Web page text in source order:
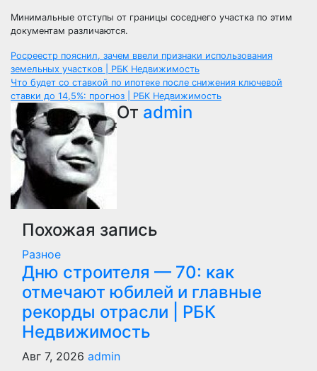
Минимальные отступы от границы соседнего участка по этим
документам различаются.
Навигация
по
записям
Росреестр пояснил, зачем ввели признаки использования
земельных участков | РБК Недвижимость
Что будет со ставкой по ипотеке после снижения ключевой
ставки до 14,5%: прогноз | РБК Недвижимость
От admin
Похожая запись
Разное
Дню строителя — 70: как
отмечают юбилей и главные
рекорды отрасли | РБК
Недвижимость
Авг 7, 2026 admin